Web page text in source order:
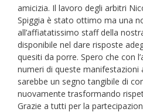
amicizia. Il lavoro degli arbitri
Spiggia è stato ottimo ma una
all’affiatatissimo staff della
disponibile nel dare risposte
quesiti da porre. Spero che con
numeri di queste manifestazioni
sarebbe un segno tangibile di
nuovamente trasformando
Grazie a tutti per la